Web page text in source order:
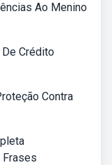
Ao Menino
De Crédito
Contra
Frases